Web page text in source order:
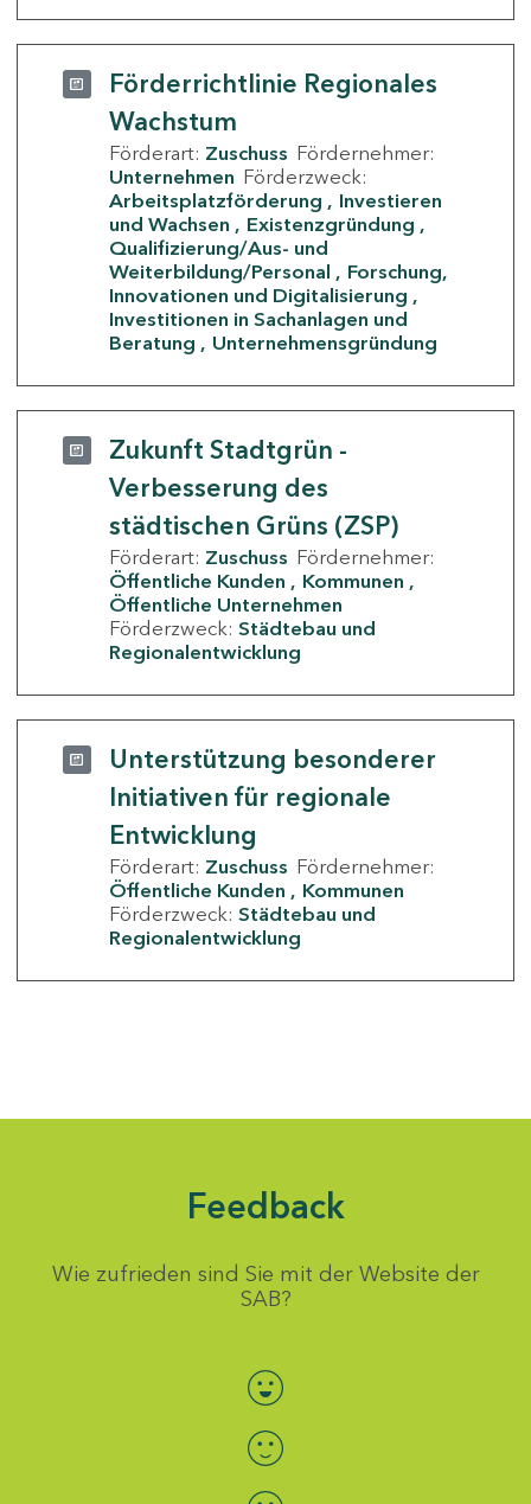
Förderrichtlinie Regionales
Wachstum
Förderart: Zuschuss Fördernehmer:
Unternehmen Förderzweck:
Arbeitsplatzförderung
Investieren
und Wachsen
Existenzgründung
Qualifizierung/Aus- und
Weiterbildung/Personal
Forschung,
Innovationen und Digitalisierung
Investitionen in Sachanlagen und
Beratung
Unternehmensgründung
Zukunft Stadtgrün -
Verbesserung des
städtischen Grüns (ZSP)
Förderart: Zuschuss Fördernehmer:
Öffentliche Kunden
Kommunen
Öffentliche Unternehmen
Förderzweck: Städtebau und
Regionalentwicklung
Unterstützung besonderer
Initiativen für regionale
Entwicklung
Förderart: Zuschuss Fördernehmer:
Öffentliche Kunden
Kommunen
Förderzweck: Städtebau und
Regionalentwicklung
Feedback
Wie zufrieden sind Sie mit der Website der
SAB?
Bewertung auswählen